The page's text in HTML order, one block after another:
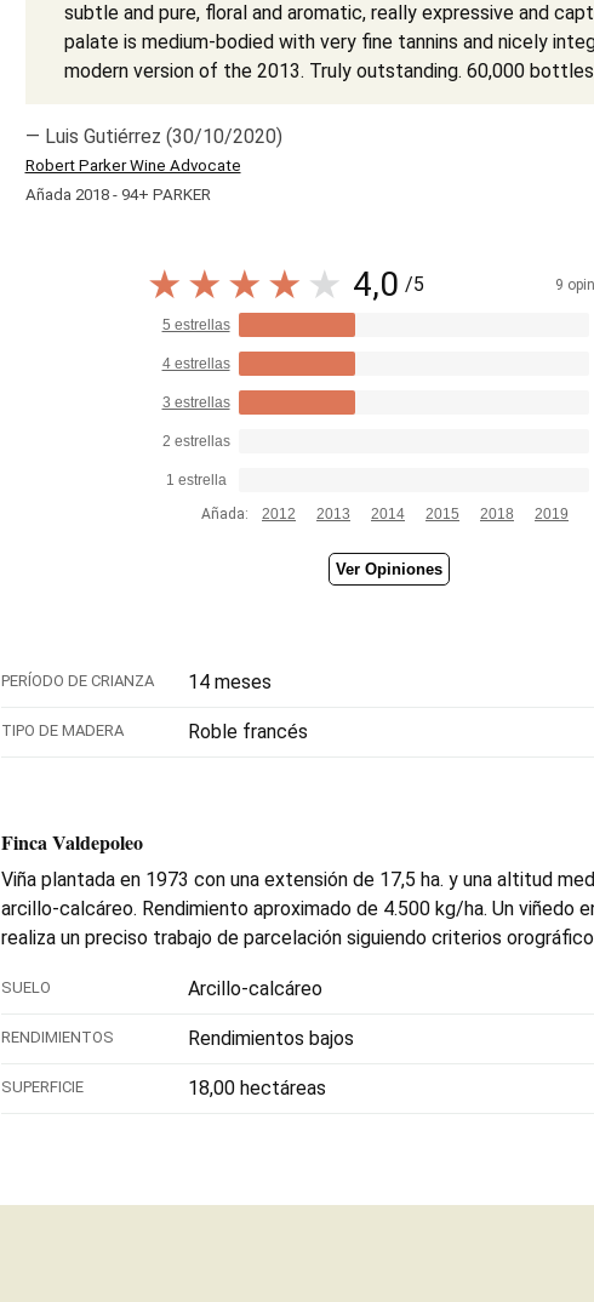
subtle and pure, floral and aromatic, really expressive and
palate is medium-bodied with very fine tannins and nicely
modern version of the 2013. Truly outstanding. 60,000
— Luis Gutiérrez (30/10/2020)
Robert Parker Wine Advocate
Añada 2018 - 94+ PARKER
4,0 /5 9
5 estrellas
4 estrellas
3 estrellas
2 estrellas
1 estrella
Añada:
2012 2013 2014 2015 2018 2019
Ver Opiniones
PERÍODO DE CRIANZA 14 meses
TIPO DE MADERA Roble francés
Finca Valdepoleo
Viña plantada en 1973 con una extensión de 17,5 ha. y una altitud
arcillo-calcáreo. Rendimiento aproximado de 4.500 kg/ha. Un viñedo
realiza un preciso trabajo de parcelación siguiendo criterios
SUELO Arcillo-calcáreo
RENDIMIENTOS Rendimientos bajos
SUPERFICIE 18,00 hectáreas